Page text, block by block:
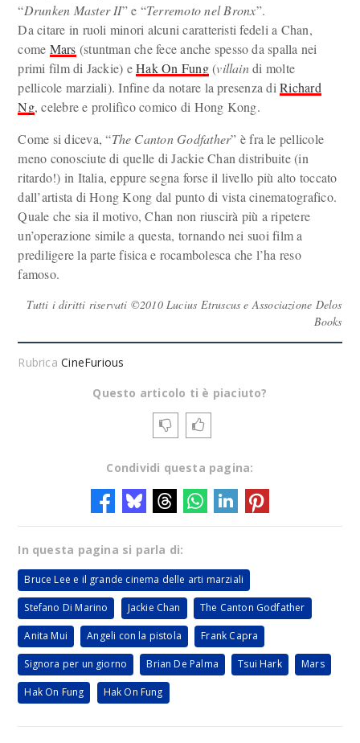
“Drunken Master II” e “Terremoto nel Bronx”.
Da citare in ruoli minori alcuni caratteristi fedeli a Chan,
come Mars (stuntman che fece anche spesso da spalla nei
primi film di Jackie) eHak On Fung(villaindi molte
pellicole marziali). Infine da notare la presenza diRichard
Ng, celebre e prolifico comico di Hong Kong.
Come si diceva, “The Canton Godfather” è fra le pellicole
meno conosciute di quelle di Jackie Chan distribuite (in
ritardo!) in Italia, eppure segna forse il livello più alto toccato
dall’artista di Hong Kong dal punto di vista cinematografico.
Quale che sia il motivo, Chan non riuscirà più a ripetere
un’operazione simile a questa, tornando nei suoi film a
prediligere la parte fisica e rocambolesca che l’ha reso
famoso.
Tutti i diritti riservati ©2010 Lucius Etruscus e Associazione Delos
Books
RubricaCineFurious
Questo articolo ti è piaciuto?
Condividi questa pagina:
In questa pagina si parla di:
Bruce Lee e il grande cinema delle arti marziali
Stefano Di Marino Jackie Chan The Canton Godfather
Anita Mui Angeli con la pistola Frank Capra
Signora per un giorno Brian De Palma Tsui Hark Mars
Hak On Fung Hak On Fung